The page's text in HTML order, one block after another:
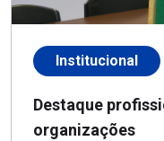
Institucional
Destaque
organizações